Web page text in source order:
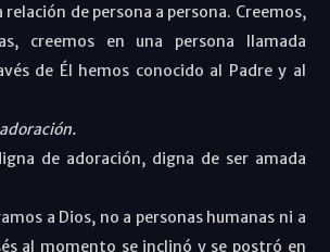
relación de persona a persona. Creemos,
creemos en una persona llamada
de Él hemos conocido al Padre y al
de adoración, digna de ser amada
a Dios, no a personas humanas ni a
al momento se inclinó y se postró en